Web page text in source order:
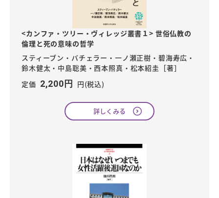
<カンファ・ツリー・ヴィレッジ叢書１> 世俗仏教の
倫理と死の意味の哲学
スティーブン・バチェラー・一ノ瀬正樹・碧海寿広・
鈴木健太・中島聡美・西本照真・松本紹圭［著］
定価 2,200円 円(税込)
詳しくみる